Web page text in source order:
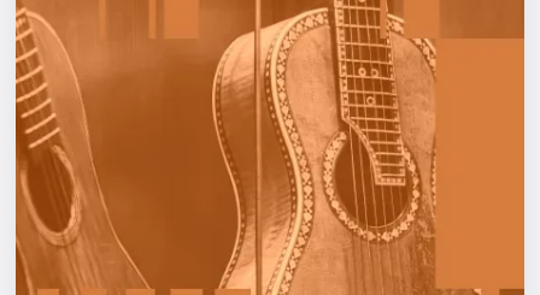
Спорт
События
Города
Площадки
Артисты